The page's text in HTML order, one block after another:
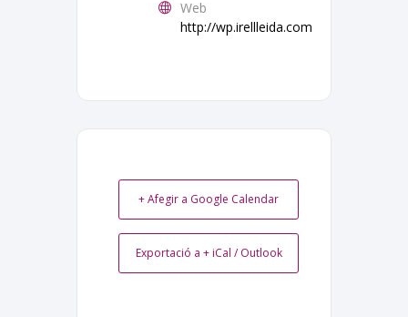
Web
http://wp.irellleida.com
+ Afegir a Google Calendar
Exportació a + iCal / Outlook